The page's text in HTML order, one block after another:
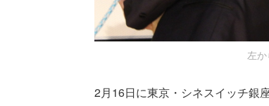
左
2月16日に東京・シネスイッチ銀